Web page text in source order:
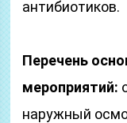
антибиотиков.
Перечень
мероприятий:
наружный